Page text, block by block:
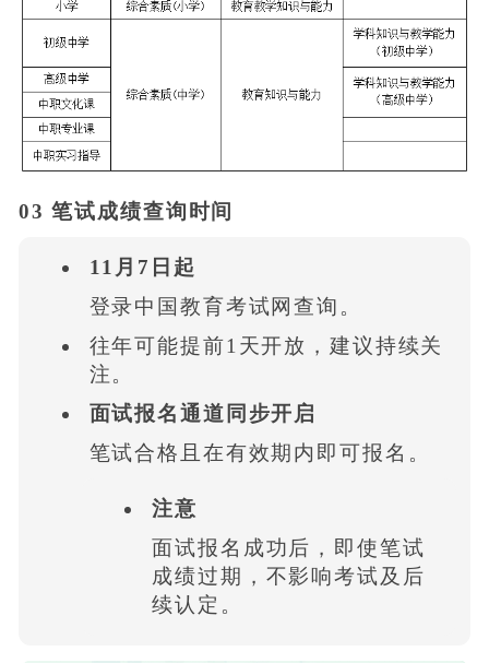
03 笔试成绩查询时间
11月7日起
登录中国教育考试网查询。
往年可能提前1天开放，建议持续关
注。
面试报名通道同步开启
笔试合格且在有效期内即可报名。
注意
面试报名成功后，即使笔试
成绩过期，不影响考试及后
续认定。